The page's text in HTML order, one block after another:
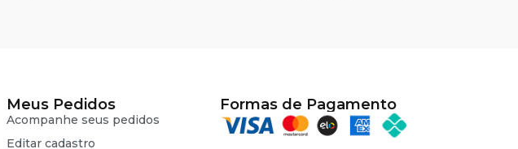
Meus Pedidos
Acompanhe seus pedidos
Editar cadastro
Formas de Pagamento